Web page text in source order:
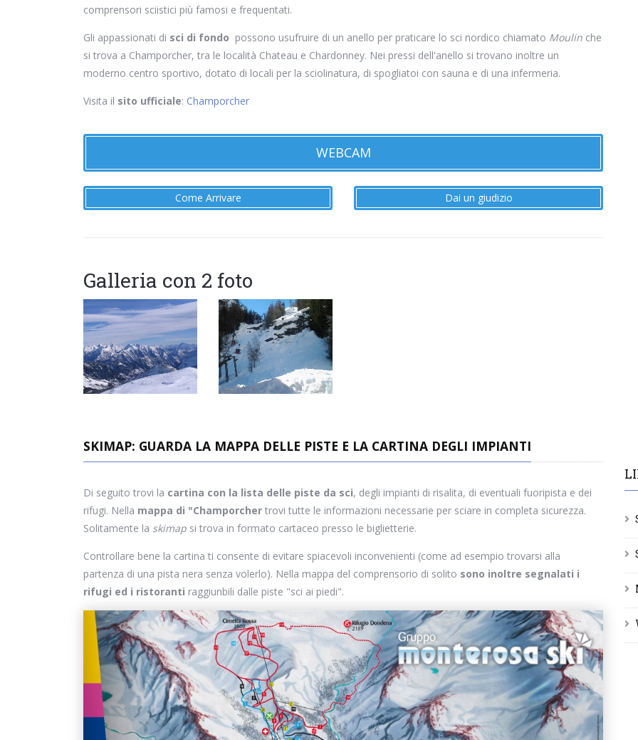
comprensori sciistici più famosi e frequentati.
Gli appassionati di sci di fondo possono usufruire di un anello per praticare lo sci nordico chiamato Moulin che
si trova a Champorcher, tra le località Chateau e Chardonney. Nei pressi dell'anello si trovano inoltre un
moderno centro sportivo, dotato di locali per la sciolinatura, di spogliatoi con sauna e di una infermeria.
Visita il sito ufficiale: Champorcher
WEBCAM
Come Arrivare Dai un giudizio
Galleria con 2 foto
SKIMAP: GUARDA LA MAPPA DELLE PISTE E LA CARTINA DEGLI IMPIANTI
Di seguito trovi la cartina con la lista delle piste da sci, degli impianti di risalita, di eventuali fuoripista e dei
rifugi. Nella mappa di "Champorcher trovi tutte le informazioni necessarie per sciare in completa sicurezza.
Solitamente la skimap si trova in formato cartaceo presso le biglietterie.
Controllare bene la cartina ti consente di evitare spiacevoli inconvenienti (come ad esempio trovarsi alla
partenza di una pista nera senza volerlo). Nella mappa del comprensorio di solito sono inoltre segnalati i
rifugi ed i ristoranti raggiunbili dalle piste "sci ai piedi".